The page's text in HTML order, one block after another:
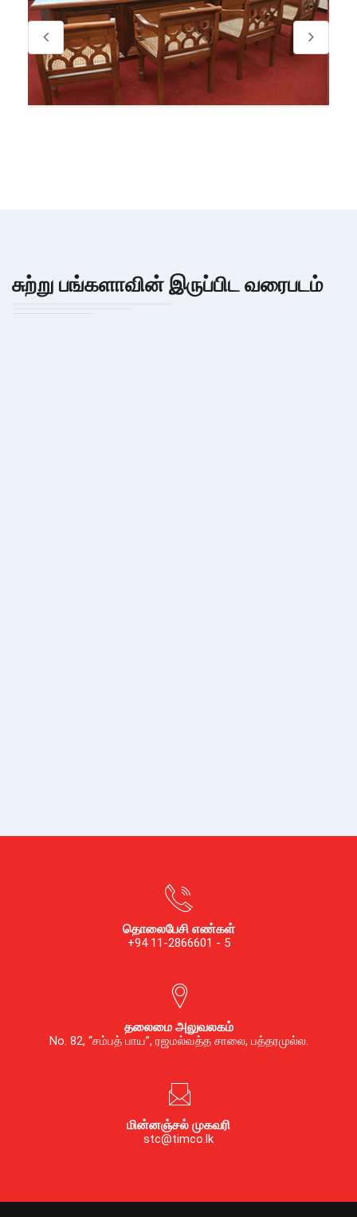
சுற்று பங்களாவின் இருப்பிட வரைபடம்
தொலைபேசி எண்கள்
+94 11-2866601 - 5
தலைமை அலுவலகம்
No. 82, “சம்பத் பாய”, ரஜமல்வத்த சாலை, பத்தரமுல்ல.
மின்னஞ்சல் முகவரி
stc@timco.lk